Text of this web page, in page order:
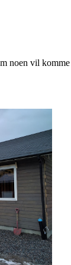
noen vil komme